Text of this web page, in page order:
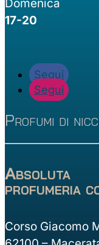
Domenica
17-20
Segui
Segui
Profumi di
Absoluta
profumeria
Corso Giacomo